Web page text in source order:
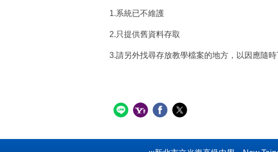
1.系統已不維護
2.只提供舊資料存取
3.請另外找尋存放教學檔案的地方，以因應隨時